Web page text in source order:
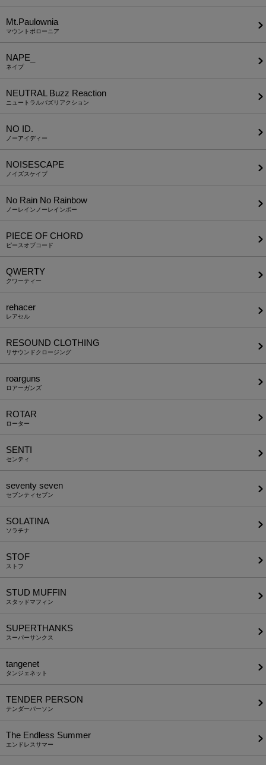
Mt.Paulownia
マウントポローニア
NAPE_
ネイプ
NEUTRAL Buzz Reaction
ニュートラルバズリアクション
NO ID.
ノーアイディー
NOISESCAPE
ノイズスケイプ
No Rain No Rainbow
ノーレインノーレインボー
PIECE OF CHORD
ピースオブコード
QWERTY
クワーティー
rehacer
レアセル
RESOUND CLOTHING
リサウンドクロージング
roarguns
ロアーガンズ
ROTAR
ローター
SENTI
センティ
seventy seven
セブンティセブン
SOLATINA
ソラチナ
STOF
ストフ
STUD MUFFIN
スタッドマフィン
SUPERTHANKS
スーパーサンクス
tangenet
タンジェネット
TENDER PERSON
テンダーパーソン
The Endless Summer
エンドレスサマー